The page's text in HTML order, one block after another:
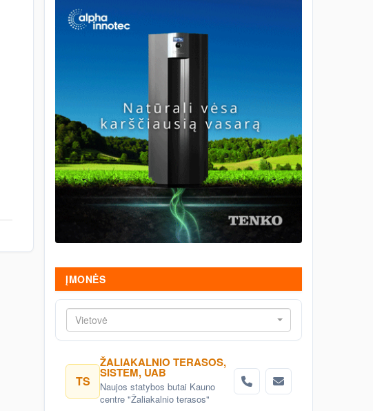
ĮMONĖS
Vietovė
TS
ŽALIAKALNIO TERASOS,
SISTEM, UAB
Naujos statybos butai Kauno
centre "Žaliakalnio terasos"